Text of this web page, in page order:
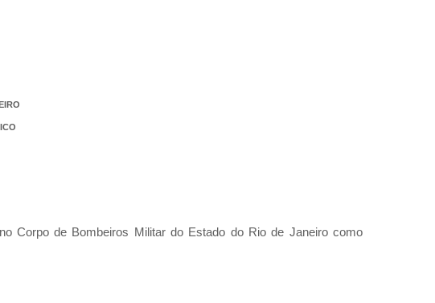
Corpo de Bombeiros Militar do Estado do Rio de Janeiro como